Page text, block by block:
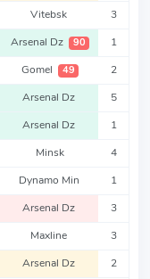
Vitebsk 3
Arsenal Dz 90 1
Gomel 49 2
Arsenal Dz 5
Arsenal Dz 1
Minsk 4
Dynamo Min 1
Arsenal Dz 3
Maxline 3
Arsenal Dz 2